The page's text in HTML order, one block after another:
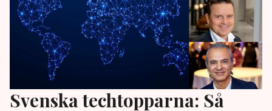
Svenska techtopparna: Så